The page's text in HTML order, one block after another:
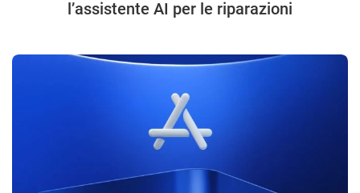
l’assistente AI per le riparazioni